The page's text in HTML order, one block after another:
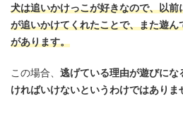
犬は追いかけっこが好きなので、以
が追いかけてくれたことで、また遊
があります。
この場合、 逃げている理由が遊びに
ければいけないというわけではありま